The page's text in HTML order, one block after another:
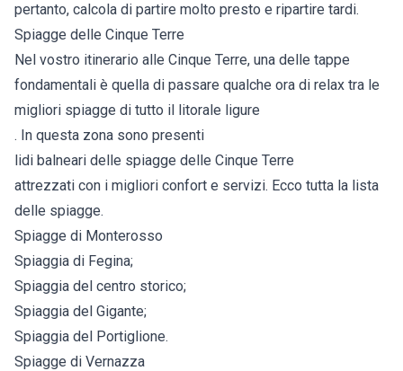
pertanto, calcola di partire molto presto e ripartire tardi.
Spiagge delle Cinque Terre
Nel vostro itinerario alle Cinque Terre, una delle tappe
fondamentali è quella di passare qualche ora di relax tra le
migliori spiagge di tutto il litorale ligure
. In questa zona sono presenti
lidi balneari delle spiagge delle Cinque Terre
attrezzati con i migliori confort e servizi. Ecco tutta la lista
delle spiagge.
Spiagge di Monterosso
Spiaggia di Fegina;
Spiaggia del centro storico;
Spiaggia del Gigante;
Spiaggia del Portiglione.
Spiagge di Vernazza